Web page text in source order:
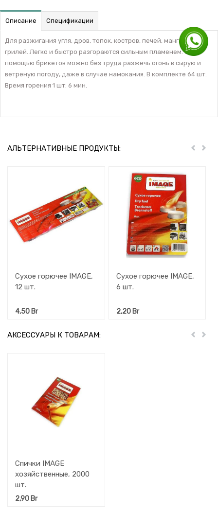
Описание Спецификации
Для разжигания угля, дров, топок, костров, печей, мангалов и
грилей. Легко и быстро разгораются сильным пламенем. С
помощью брикетов можно без труда разжечь огонь в сырую и
ветреную погоду, даже в случае намокания. В комплекте 64 шт.
Время горения 1 шт: 6 мин.
АЛЬТЕРНАТИВНЫЕ ПРОДУКТЫ: Пред
Сухое горючее IMAGE,
12 шт.
4,50 Br
Сухое горючее IMAGE,
6 шт.
2,20Br
АКСЕССУАРЫ К ТОВАРАМ: Пред
Спички IMAGE
хозяйственные, 2000
шт.
2,90 Br